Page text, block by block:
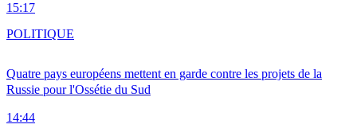
15:17
Quatre pays européens mettent en garde contre les projets de la
Russie pour l'Ossétie du Sud
14:44
POLITIQUE